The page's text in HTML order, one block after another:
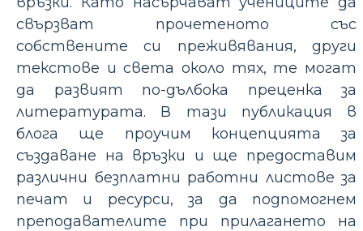
свързват прочетеното със
собствените си преживявания, други
текстове и света около тях, те могат
да развият по-дълбока преценка за
литературата. В тази публикация в
блога ще проучим концепцията за
създаване на връзки и ще предоставим
различни безплатни работни листове за
печат и ресурси, за да подпомогнем
преподавателите при прилагането на